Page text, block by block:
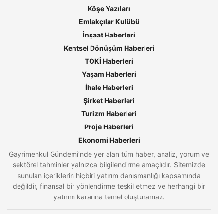
Köşe Yazıları
Emlakçılar Kulübü
İnşaat Haberleri
Kentsel Dönüşüm Haberleri
TOKİ Haberleri
Yaşam Haberleri
İhale Haberleri
Şirket Haberleri
Turizm Haberleri
Proje Haberleri
Ekonomi Haberleri
Gayrimenkul Gündemi’nde yer alan tüm haber, analiz, yorum ve
sektörel tahminler yalnızca bilgilendirme amaçlıdır. Sitemizde
sunulan içeriklerin hiçbiri yatırım danışmanlığı kapsamında
değildir, finansal bir yönlendirme teşkil etmez ve herhangi bir
yatırım kararına temel oluşturamaz.